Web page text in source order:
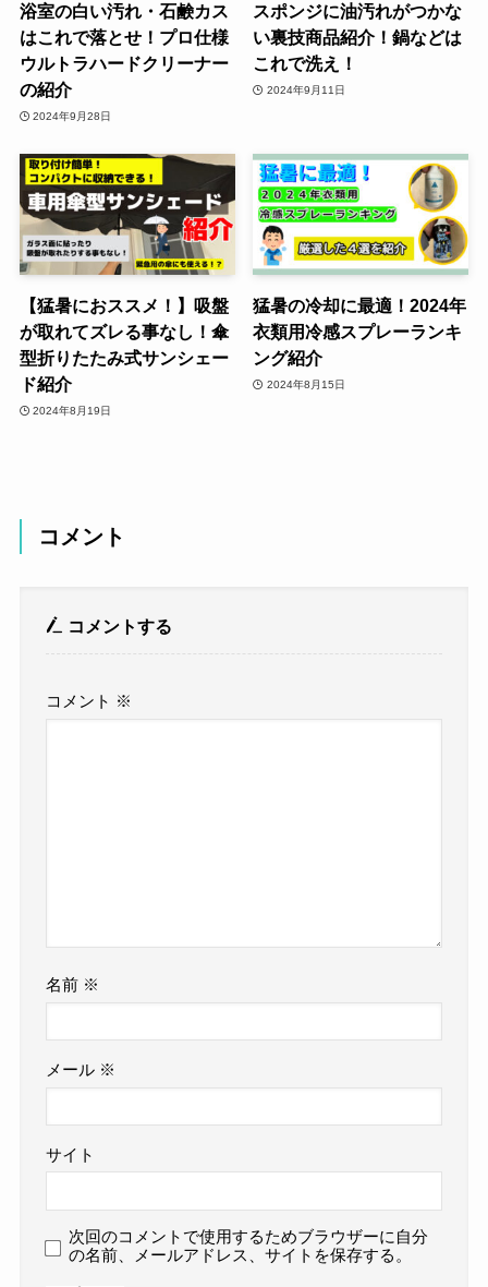
浴室の白い汚れ・石鹸カス
はこれで落とせ！プロ仕様
ウルトラハードクリーナー
の紹介
2024年9月28日
スポンジに油汚れがつかな
い裏技商品紹介！鍋などは
これで洗え！
2024年9月11日
【猛暑におススメ！】吸盤
が取れてズレる事なし！傘
型折りたたみ式サンシェー
ド紹介
2024年8月19日
猛暑の冷却に最適！2024年
衣類用冷感スプレーランキ
ング紹介
2024年8月15日
コメント
コメントする
コメント ※
名前 ※
メール ※
サイト
次回のコメントで使用するためブラウザーに自分
の名前、メールアドレス、サイトを保存する。